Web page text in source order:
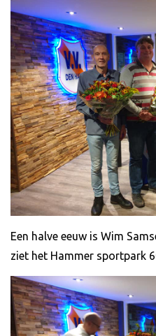
Een halve eeuw is Wim
ziet het Hammer sportpark